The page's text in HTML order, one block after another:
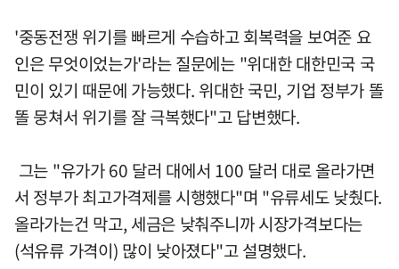
'중동전쟁 위기를 빠르게 수습하고 회복력을 보여준 요
인은 무엇이었는가'라는 질문에는 "위대한 대한민국 국
민이 있기 때문에 가능했다. 위대한 국민, 기업 정부가 똘
똘 뭉쳐서 위기를 잘 극복했다"고 답변했다.
그는 "유가가 60 달러 대에서 100 달러 대로 올라가면
서 정부가 최고가격제를 시행했다"며 "유류세도 낮췄다.
올라가는건 막고, 세금은 낮춰주니까 시장가격보다는
(석유류 가격이) 많이 낮아졌다"고 설명했다.